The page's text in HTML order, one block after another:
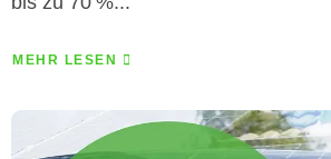
MEHR LESEN